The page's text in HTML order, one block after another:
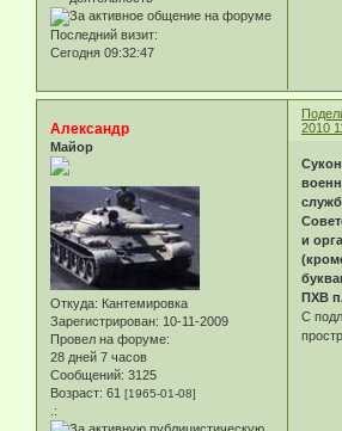
Последний визит:
Сегодня 09:32:47
2010
Александр
Майор
Откуда: Кантемировка
Зарегистрирован: 10-11-2009
Провел на форуме:
28 дней 7 часов
Сообщений: 3125
Возраст: 61 [1965-01-08]
.:
и
ПХВ
С